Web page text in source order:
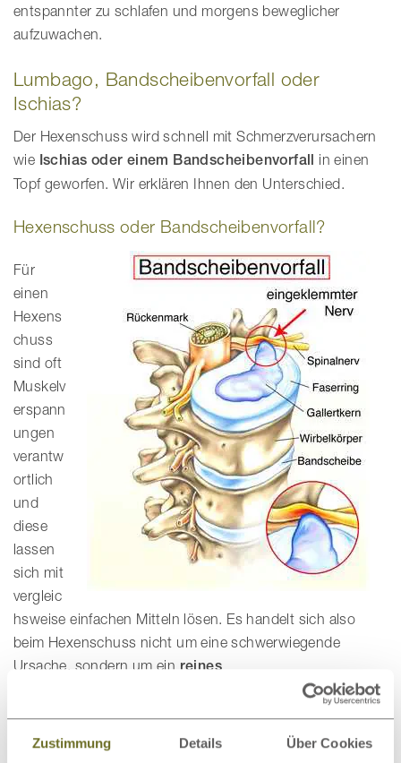
Zustimmung Details Über Cookies
entspannter zu schlafen und morgens beweglicher
aufzuwachen.
Lumbago, Bandscheibenvorfall oder
Ischias?
Der Hexenschuss wird schnell mit Schmerzverursachern
wie Ischias oder einem Bandscheibenvorfall
in einen
Topf geworfen. Wir erklären Ihnen den Unterschied.
Hexenschuss oder Bandscheibenvorfall?
Für
einen
Hexens
chuss
sind oft
Muskelv
erspann
ungen
verantw
ortlich
und
diese
lassen
sich mit
vergleic
hsweise einfachen Mitteln lösen. Es handelt sich also
beim Hexenschuss nicht um eine schwerwiegende
Ursache, sondern um ein reines
Bandscheibenvorfall
(Prolaps)
starken Druck auf die Bandscheiben reißt der Faserring